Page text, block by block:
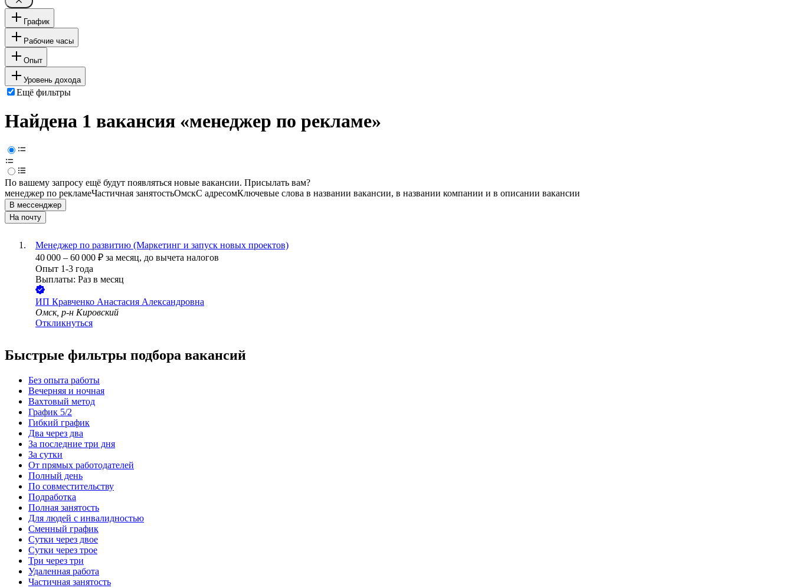
График
Рабочие часы
Опыт
Уровень дохода
Ещё фильтры
Найдена 1 вакансия «менеджер по рекламе»
По вашему запросу ещё будут появляться новые вакансии. Присылать вам?
менеджер по рекламеЧастичная занятостьОмскС адресомКлючевые слова в названии вакансии, в названии компании и в описании вакансии
В мессенджер
На почту
Менеджер по развитию (Маркетинг и запуск новых проектов)
40 000 – 60 000 ₽ за месяц, до вычета налогов
Опыт 1-3 года
Выплаты: Раз в месяц
ИП Кравченко Анастасия Александровна
Омск, р-н Кировский
Откликнуться
Быстрые фильтры подбора вакансий
Без опыта работы
Вечерняя и ночная
Вахтовый метод
График 5/2
Гибкий график
Два через два
За последние три дня
За сутки
От прямых работодателей
Полный день
По совместительству
Подработка
Полная занятость
Для людей с инвалидностью
Сменный график
Сутки через двое
Сутки через трое
Три через три
Удаленная работа
Частичная занятость